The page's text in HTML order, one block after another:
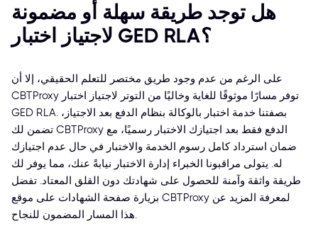
هل توجد طريقة سهلة أو مضمونة
لاجتياز اختبار GED RLA؟
على الرغم من عدم وجود طريق مختصر للتعلم الحقيقي، إلا أن
CBTProxy توفر مسارًا موثوقًا للغاية وخاليًا من التوتر لاجتياز اختبار
GED RLA. بصفتنا خدمة اختبار بالوكالة بنظام الدفع بعد الاجتياز،
تضمن لك CBTProxy الدفع فقط بعد اجتيازك الاختبار رسميًا، مع
ضمان استرداد كامل رسوم الخدمة والاختبار في حال عدم اجتيازك
له. يتولى مراقبونا الخبراء إدارة الاختبار نيابةً عنك، مما يوفر لك
طريقة واثقة وآمنة للحصول على شهادتك دون القلق المعتاد. تفضل
بزيارة صفحة الشهادات على موقع CBTProxy لمعرفة المزيد عن
هذا المسار المضمون للنجاح.